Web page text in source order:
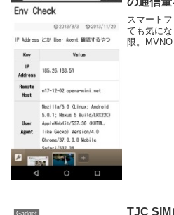
スマート
ても気に
限。MVNO
TJC SIM